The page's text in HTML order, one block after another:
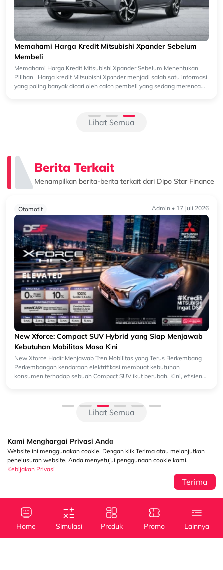
Memahami Harga Kredit Mitsubishi Xpander Sebelum
Membeli
Memahami Harga Kredit Mitsubishi Xpander Sebelum Menentukan
Pilihan Harga kredit Mitsubishi Xpander menjadi salah satu informasi
yang paling banyak dicari oleh calon pembeli yang sedang merenca...
Lihat Semua
Berita Terkait
Menampilkan berita-berita terkait dari Dipo Star Finance
Otomotif Admin • 17 Juli 2026
New Xforce: Compact SUV Hybrid yang Siap Menjawab
Kebutuhan Mobilitas Masa Kini
New Xforce Hadir Menjawab Tren Mobilitas yang Terus Berkembang
Perkembangan kendaraan elektrifikasi membuat kebutuhan
konsumen terhadap sebuah Compact SUV ikut berubah. Kini, efisiensi
Lihat Semua
Kami Menghargai Privasi Anda
Website ini menggunakan cookie. Dengan klik Terima atau melanjutkan
penelusuran website, Anda menyetujui penggunaan cookie kami.
Kebijakan Privasi
Terima
Sentral Senayan 2,
3rd Floor Jl. Asia
Afrika No. 8 Senayan
Home Simulasi Produk Promo Lainnya